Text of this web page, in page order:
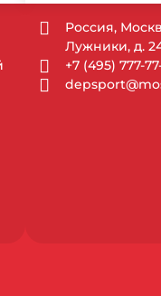
Россия,
Лужники, д.
+7 (495) 777-